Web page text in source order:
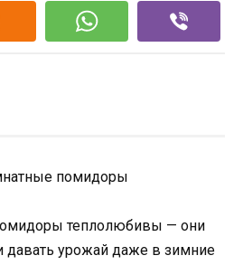
теплолюбивы — они
давать урожай даже в зимние